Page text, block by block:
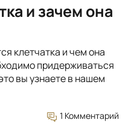
и зачем она
клетчатка и чем она
придерживаться
вы узнаете в нашем
1 Комментарий